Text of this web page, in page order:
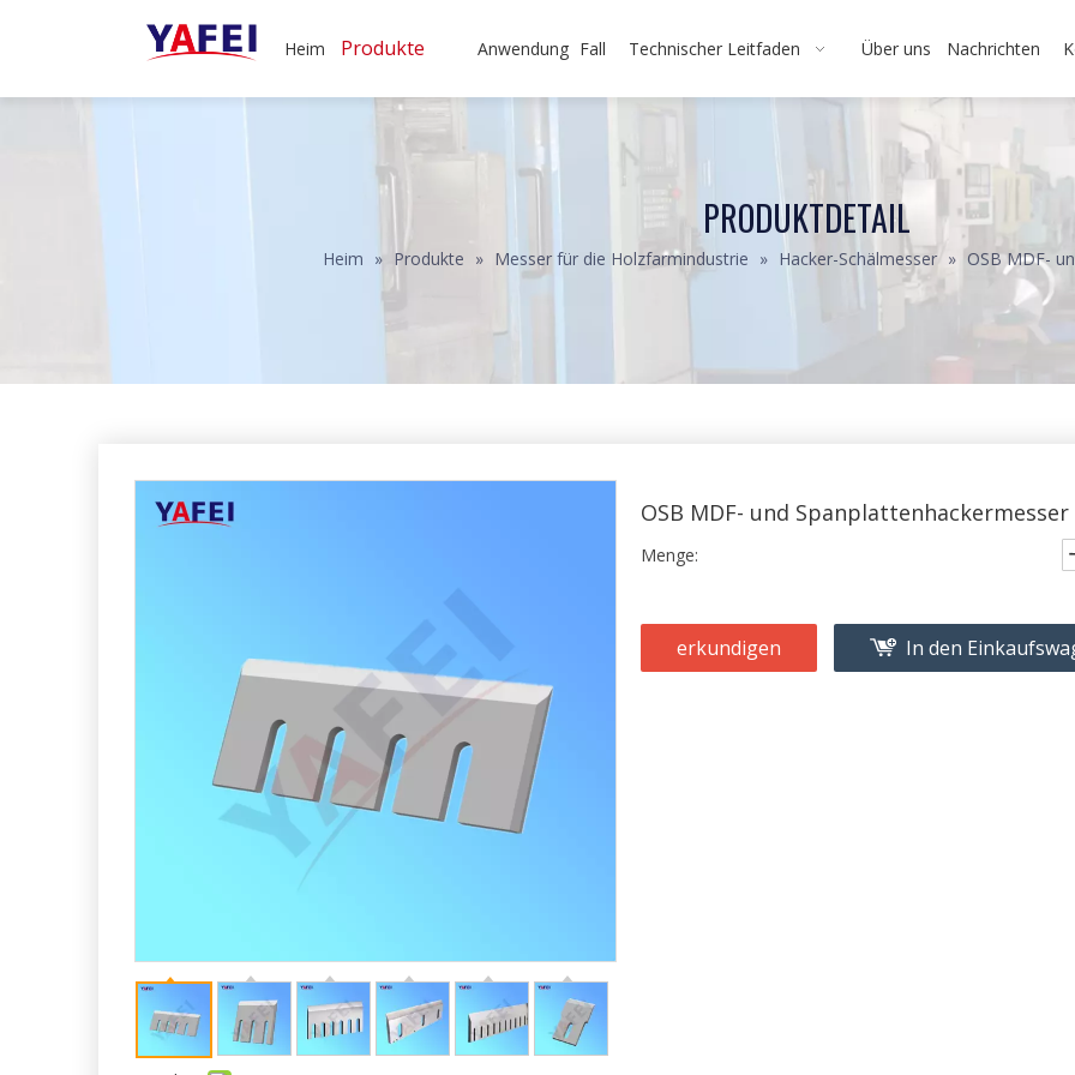
Heim Produkte Anwendung Fall Technischer Leitfaden Über uns Nachrichten
PRODUKTDETAIL
Heim » Produkte » Messer für die Holzfarmindustrie » Hacker-Schälmesser » OSB MDF-
OSB MDF- und Spanplattenhackermesser
Menge:
erkundigen In den